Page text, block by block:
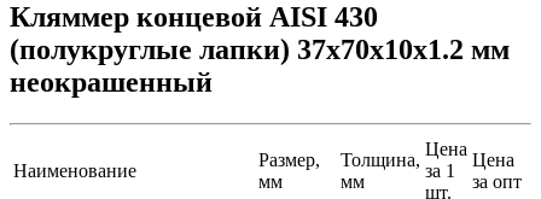
Кляммер концевой AISI 430
(полукруглые лапки) 37х70х10х1.2 мм
неокрашенный
Наименование
Размер,
мм
Толщина,
мм
Цена
за 1
шт.
Цена
за опт